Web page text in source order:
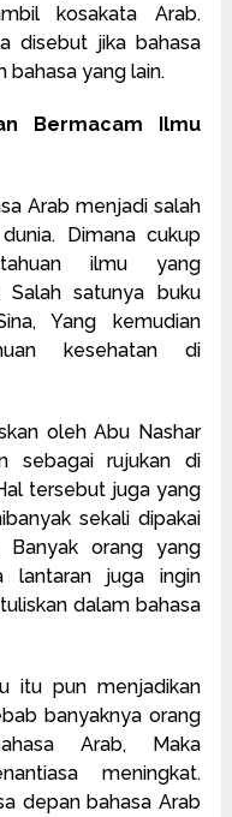
kosakata Arab.
disebut jika bahasa
bahasa yang lain.
Bermacam Ilmu
Arab menjadi salah
Dimana cukup
ilmu yang
Salah satunya buku
Yang kemudian
kesehatan di
oleh Abu Nashar
sebagai rujukan di
tersebut juga yang
sekali dipakai
orang yang
lantaran juga ingin
dalam bahasa
itu pun menjadikan
banyaknya orang
Arab, Maka
meningkat.
depan bahasa Arab